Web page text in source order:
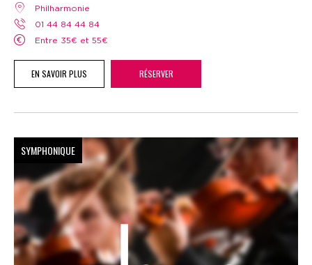
Philharmonie
01 44 84 44 84
Entre 35€ et 55€
EN SAVOIR PLUS RÉSERVER
SYMPHONIQUE